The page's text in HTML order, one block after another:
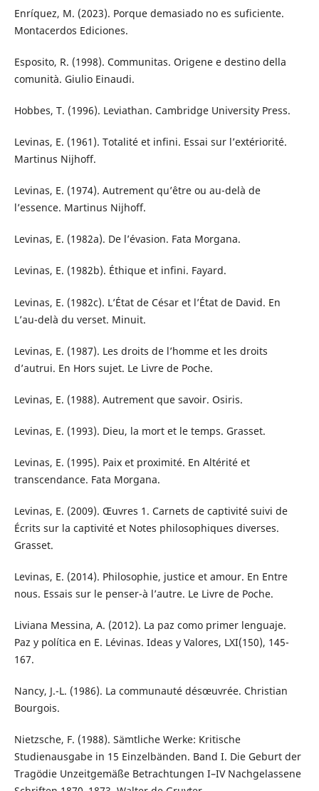
Enríquez, M. (2023). Porque demasiado no es suficiente.
Montacerdos Ediciones.
Esposito, R. (1998). Communitas. Origene e destino della
comunità. Giulio Einaudi.
Hobbes, T. (1996). Leviathan. Cambridge University Press.
Levinas, E. (1961). Totalité et infini. Essai sur l’extériorité.
Martinus Nijhoff.
Levinas, E. (1974). Autrement qu’être ou au-delà de
l’essence. Martinus Nijhoff.
Levinas, E. (1982a). De l’évasion. Fata Morgana.
Levinas, E. (1982b). Éthique et infini. Fayard.
Levinas, E. (1982c). L’État de César et l’État de David. En
L’au-delà du verset. Minuit.
Levinas, E. (1987). Les droits de l’homme et les droits
d’autrui. En Hors sujet. Le Livre de Poche.
Levinas, E. (1988). Autrement que savoir. Osiris.
Levinas, E. (1993). Dieu, la mort et le temps. Grasset.
Levinas, E. (1995). Paix et proximité. En Altérité et
transcendance. Fata Morgana.
Levinas, E. (2009). Œuvres 1. Carnets de captivité suivi de
Écrits sur la captivité et Notes philosophiques diverses.
Grasset.
Levinas, E. (2014). Philosophie, justice et amour. En Entre
nous. Essais sur le penser-à l’autre. Le Livre de Poche.
Liviana Messina, A. (2012). La paz como primer lenguaje.
Paz y política en E. Lévinas. Ideas y Valores, LXI(150), 145-
167.
Nancy, J.-L. (1986). La communauté désœuvrée. Christian
Bourgois.
Nietzsche, F. (1988). Sämtliche Werke: Kritische
Studienausgabe in 15 Einzelbänden. Band I. Die Geburt der
Tragödie Unzeitgemäße Betrachtungen I–IV Nachgelassene